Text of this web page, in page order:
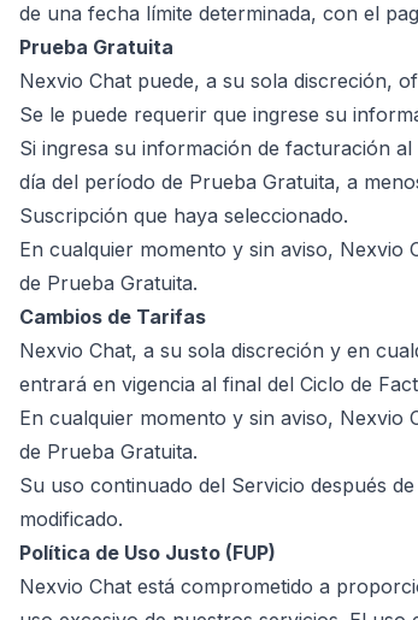
de una fecha límite determinada, con el
Prueba Gratuita
Nexvio Chat puede, a su sola discreción,
Se le puede requerir que ingrese su
Si ingresa su información de facturación
día del período de Prueba Gratuita, a
Suscripción que haya seleccionado.
En cualquier momento y sin aviso, Nexvio
de Prueba Gratuita.
Cambios de Tarifas
Nexvio Chat, a su sola discreción y en
entrará en vigencia al final del Ciclo de
En cualquier momento y sin aviso, Nexvio
de Prueba Gratuita.
Su uso continuado del Servicio después
modificado.
Política de Uso Justo (FUP)
Nexvio Chat está comprometido a